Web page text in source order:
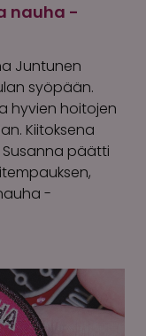
nauha -
Juntunen
syöpään.
hyvien hoitojen
Kiitoksena
päätti
-